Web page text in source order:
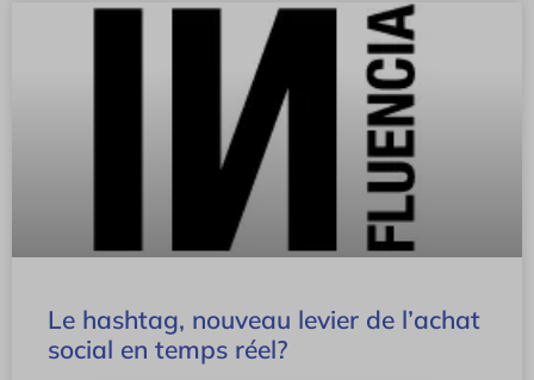
Le hashtag, nouveau levier de l’achat
social en temps réel?